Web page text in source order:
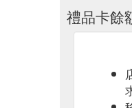
禮品卡餘